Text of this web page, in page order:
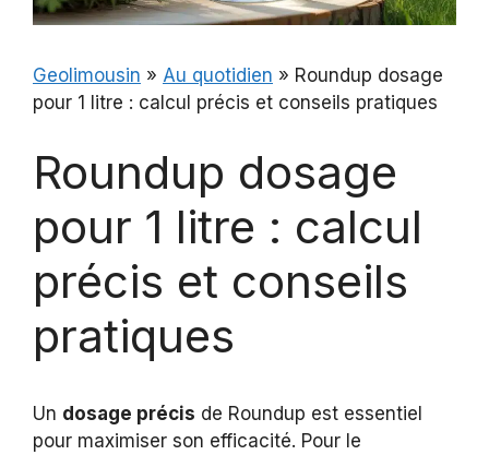
Geolimousin » Au quotidien » Roundup dosage
pour 1 litre : calcul précis et conseils pratiques
Roundup dosage
pour 1 litre : calcul
précis et conseils
pratiques
Un dosage précis de Roundup est essentiel
pour maximiser son efficacité. Pour le